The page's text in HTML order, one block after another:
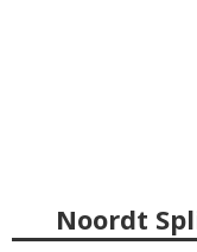
Noordt